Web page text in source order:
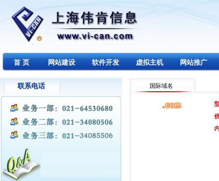
首 页 网站建设 软件开发 虚拟主机 网站推广
联系电话 国际域名